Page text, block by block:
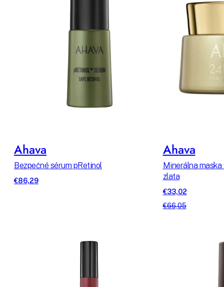
Ahava
Bezpečné sérum pRetinol
€86,29
Ahava
Minerálna
zlata
€33,02
€66,05